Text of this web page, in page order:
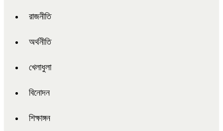
রাজনীতি
অর্থনীতি
খেলাধুলা
বিনোদন
শিক্ষাঙ্গন